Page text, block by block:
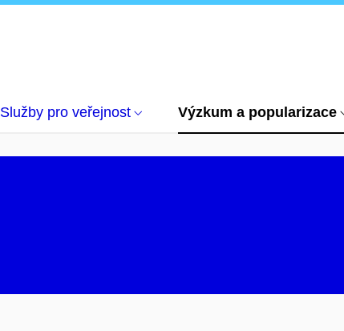
Služby pro veřejnost Výzkum a popularizace